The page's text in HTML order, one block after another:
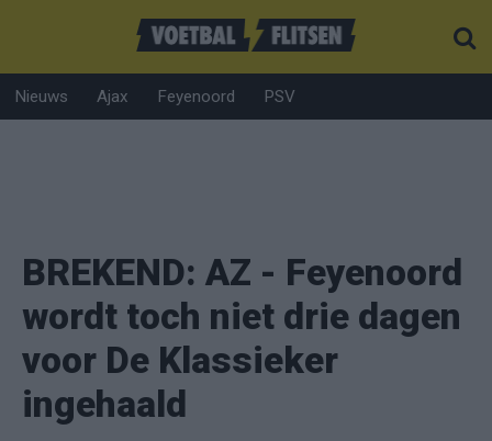
Nieuws Ajax Feyenoord PSV
BREKEND: AZ - Feyenoord
wordt toch niet drie dagen
voor De Klassieker
ingehaald